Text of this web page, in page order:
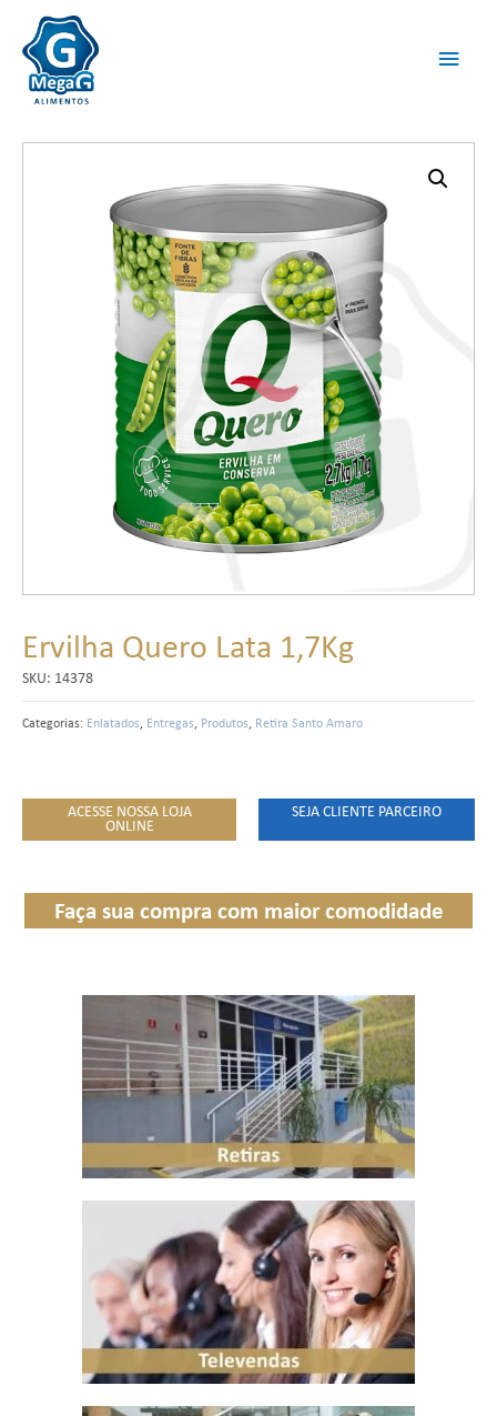
Ervilha Quero Lata 1,7Kg
SKU: 14378
Categorias: Enlatados, Entregas, Produtos, Retira Santo Amaro
ACESSE NOSSA LOJA
ONLINE
SEJA CLIENTE PARCEIRO
Faça sua compra com maior comodidade